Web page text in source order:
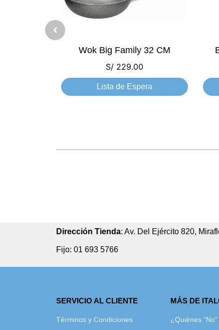
Wok Big Family 32 CM
S/229.00
Lista de Espera
Dirección Tienda: Av. Del Ejército 820,
Fijo: 01 693 5766
SERVICIO AL CLIENTE
Términos y Condiciones
MÁS DE
¿Quiénes